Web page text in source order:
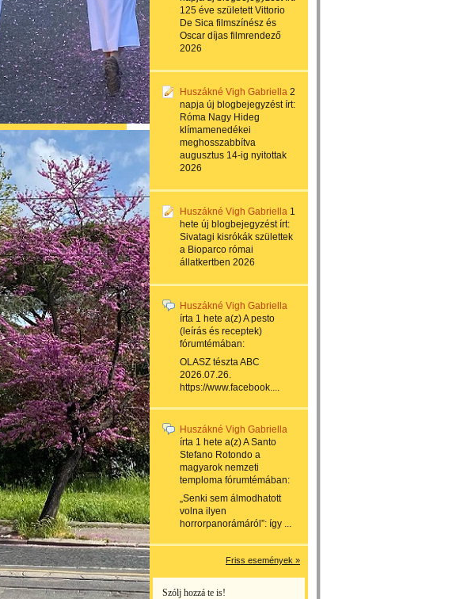
125 éve született Vittorio
De Sica filmszínész és
Oscar díjas filmrendező
2026
Huszákné Vigh Gabriella 2
napja új blogbejegyzést írt:
Róma Nagy Hideg
klímamenedékei
meghosszabbítva
augusztus 14-ig nyitottak
2026
Huszákné Vigh Gabriella 1
hete új blogbejegyzést írt:
Sivatagi kisrókák születtek
a Bioparco római
állatkertben 2026
Huszákné Vigh Gabriella
írta 1 hete a(z)A pesto
(leírás és receptek)
fórumtémában:
OLASZ tészta ABC
2026.07.26.
https://www.facebook....
Huszákné Vigh Gabriella
írta 1 hete a(z)A Santo
Stefano Rotondo a
magyarok nemzeti
temploma fórumtémában:
„Senki sem álmodhatott
volna ilyen
horrorpanorámáról”: így ...
Friss események »
Szólj hozzá te is!